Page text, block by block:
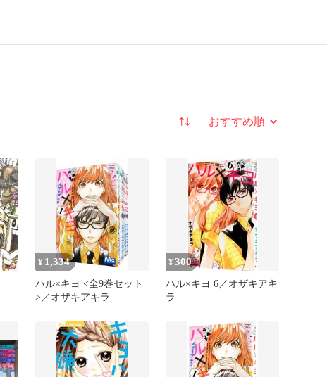
並び替え
¥ 1,334
ハル×キヨ <全9巻セット
>／オザキアキラ
¥300
ハル×キヨ 6／オザキアキ
ラ